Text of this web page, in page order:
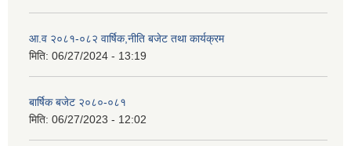
आ.व २०८१-०८२ वार्षिक,नीति बजेट तथा कार्यक्रम
मिति: 06/27/2024 - 13:19
बार्षिक बजेट २०८०-०८१
मिति: 06/27/2023 - 12:02